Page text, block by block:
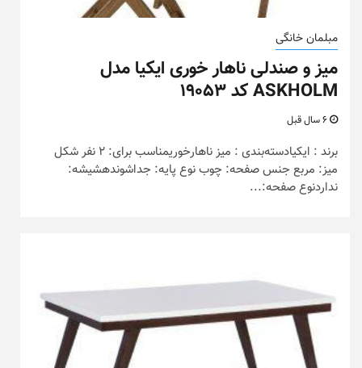
مبلمان خانگی
میز و صندلی ناهار خوری ایکیا مدل
ASKHOLM کد ۱۹۰۵۳
برند : ایکیادسته‌بندی : میز ناهارخوریمناسب برای: 2 نفر شکل
میز: مربع جنس صفحه: چوب نوع پایه: جداشوندهشیشه:
نداردنوع صفحه:...